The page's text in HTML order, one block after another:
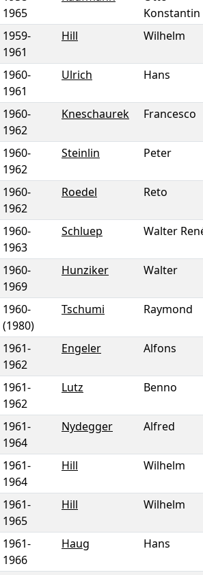
1965
Konstantin
1959-
1961
Hill Wilhelm
1960-
1961
Ulrich Hans
1960-
1962
Kneschaurek Francesco
1960-
1962
Steinlin Peter
1960-
1962
Roedel Reto
1960-
1963
Schluep Walter
1960-
1969
Hunziker Walter
1960-
(1980)
Tschumi Raymond
1961-
1962
Engeler Alfons
1961-
1962
Lutz Benno
1961-
1964
Nydegger Alfred
1961-
1964
Hill Wilhelm
1961-
1965
Hill Wilhelm
1961-
1966
Haug Hans